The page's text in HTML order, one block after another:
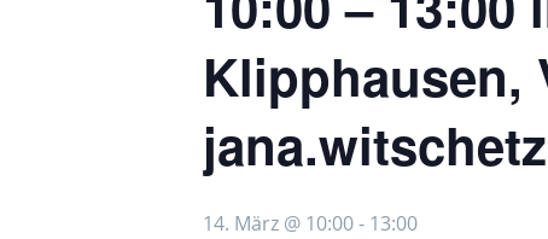
Klipphausen,
14. März @ 10:00- 13:00